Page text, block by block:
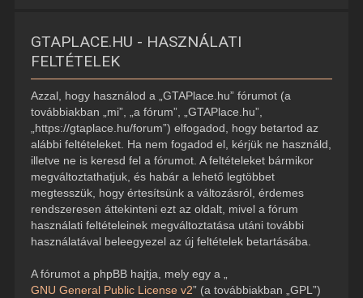
GTAPLACE.HU - HASZNÁLATI
FELTÉTELEK
Azzal, hogy használod a „GTAPlace.hu” fórumot (a
továbbiakban „mi”, „a fórum”, „GTAPlace.hu”,
„https://gtaplace.hu/forum”) elfogadod, hogy betartod az
alábbi feltételeket. Ha nem fogadod el, kérjük ne használd,
illetve ne is keresd fel a fórumot. A feltételeket bármikor
megváltoztathatjuk, és habár a lehető legtöbbet
megtesszük, hogy értesítsünk a változásról, érdemes
rendszeresen áttekinteni ezt az oldalt, mivel a fórum
használati feltételeinek megváltoztatása utáni további
használatával beleegyezel az új feltételek betartásába.
A fórumot a phpBB hajtja, mely egy a „
GNU General Public License v2” (a továbbiakban „GPL”)